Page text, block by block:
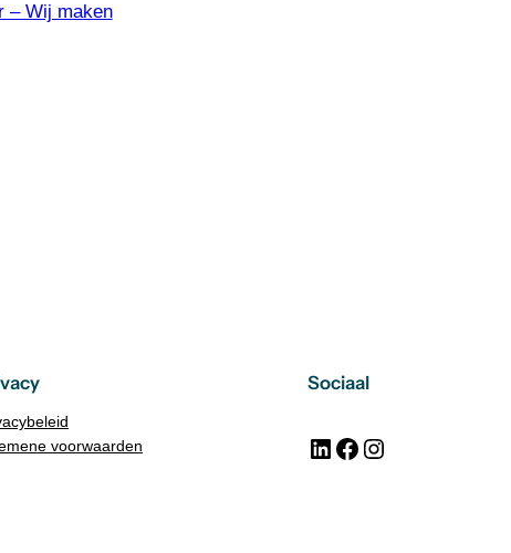
– Wij maken
voorwaarden
Sociaal
LinkedIn Facebook Instagram